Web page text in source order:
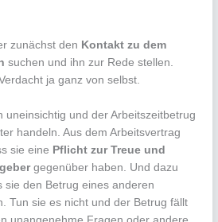
zunächst den Kontakt zu dem
suchen und ihn zur Rede stellen.
ja ganz von selbst.
uneinsichtig und der Arbeitszeitbetrug
handeln. Aus dem Arbeitsvertrag
sie eine Pflicht zur Treue und
gegenüber haben. Und dazu
sie den Betrug eines anderen
Tun sie es nicht und der Betrug fällt